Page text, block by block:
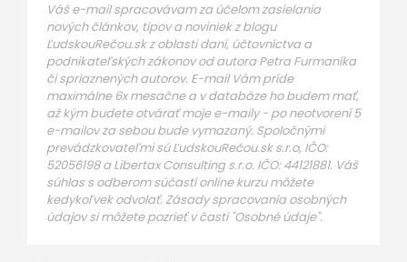
Váš e-mail spracovávam za účelom zasielania
nových článkov, tipov a noviniek z blogu
ĽudskouRečou.sk z oblasti daní, účtovníctva a
podnikateľských zákonov od autora Petra Furmaníka
či spriaznených autorov. E-mail Vám príde
maximálne 6x mesačne a v databáze ho budem mať,
až kým budete otvárať moje e-maily - po neotvorení 5
e-mailov za sebou bude vymazaný. Spoločnými
prevádzkovateľmi sú ĽudskouRečou.sk s.r.o, IČO:
52056198 a Libertax Consulting s.r.o. IČO: 44121881. Váš
súhlas s odberom súčastí online kurzu môžete
kedykoľvek odvolať. Zásady spracovania osobných
údajov si môžete pozrieť v časti "Osobné údaje".